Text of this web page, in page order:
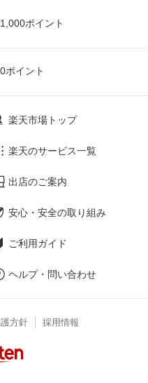
ポイント
ポイント
楽天市場トップ
楽天のサービス一覧
出店のご案内
安心・安全の取り組み
ご利用ガイド
ヘルプ・問い合わせ
方針 採用情報